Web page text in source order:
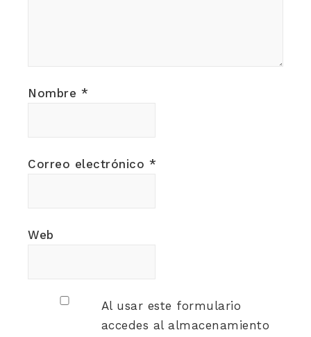
Nombre *
Correo electrónico *
Web
Al usar este formulario
accedes al almacenamiento